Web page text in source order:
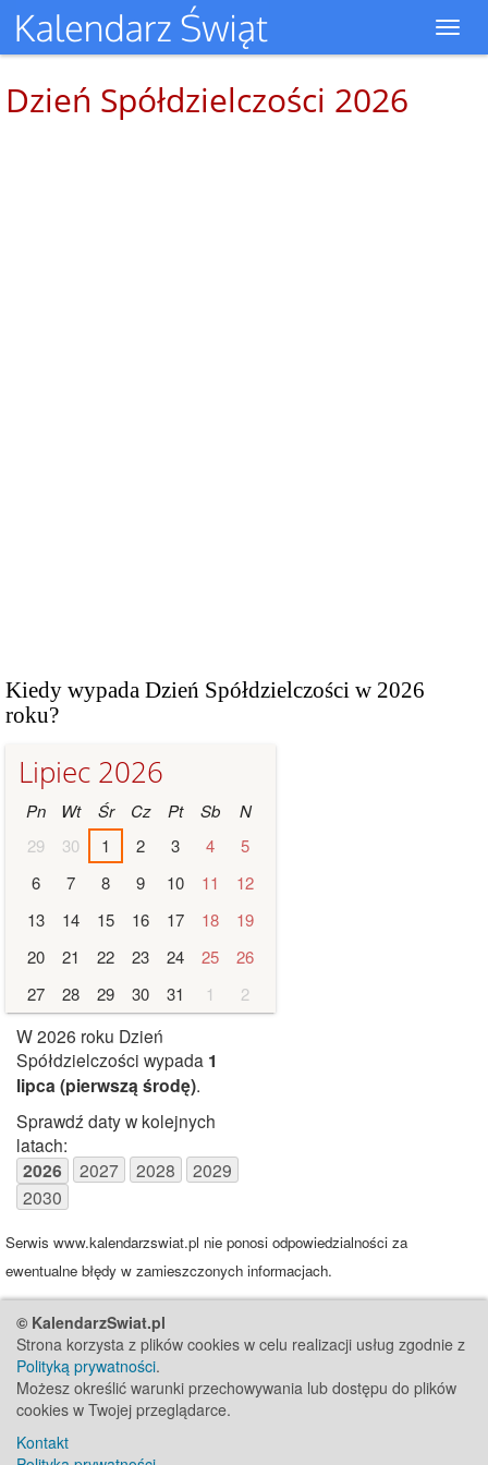
Dzień Spółdzielczości 2026
Kiedy wypada Dzień Spółdzielczości w 2026
roku?
Lipiec 2026
Pn Wt Śr Cz Pt Sb
N
29
30 1 2 3 4
5
6
7 8 9 10 11
12
13
14 15 16 17 18
19
20
21 22 23 24 25
26
27
28 29 30 31 1 2
W 2026 roku Dzień
Spółdzielczości wypada 1
lipca (pierwszą środę).
Sprawdź daty w kolejnych
latach:
2026 2027 2028
2029
2030
Serwis www.kalendarzswiat.pl nie ponosi odpowiedzialności za
ewentualne błędy w zamieszczonych informacjach.
© KalendarzSwiat.pl
Strona korzysta z plików cookies w celu realizacji usług zgodnie z
Polityką prywatności.
Możesz określić warunki przechowywania lub dostępu do plików
cookies w Twojej przeglądarce.
Kontakt